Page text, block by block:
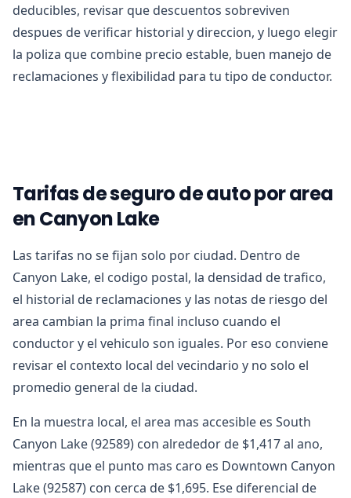
deducibles, revisar que descuentos sobreviven
despues de verificar historial y direccion, y luego elegir
la poliza que combine precio estable, buen manejo de
reclamaciones y flexibilidad para tu tipo de conductor.
Tarifas de seguro de auto por area
en Canyon Lake
Las tarifas no se fijan solo por ciudad. Dentro de
Canyon Lake, el codigo postal, la densidad de trafico,
el historial de reclamaciones y las notas de riesgo del
area cambian la prima final incluso cuando el
conductor y el vehiculo son iguales. Por eso conviene
revisar el contexto local del vecindario y no solo el
promedio general de la ciudad.
En la muestra local, el area mas accesible es South
Canyon Lake (92589) con alrededor de $1,417 al ano,
mientras que el punto mas caro es Downtown Canyon
Lake (92587) con cerca de $1,695. Ese diferencial de